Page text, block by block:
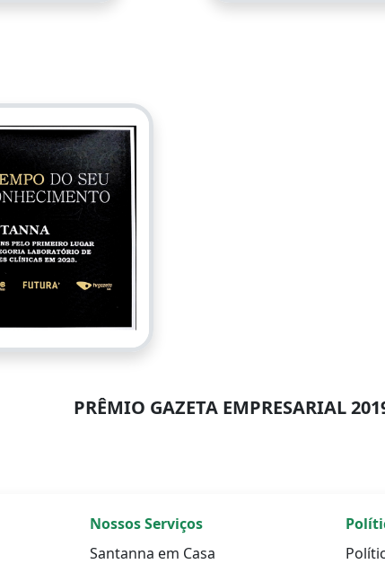
PRÊMIO GAZETA EMPRESARIAL
Nossos Serviços
Santanna em Casa